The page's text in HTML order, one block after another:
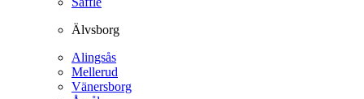
Älvsborg
Alingsås
Mellerud
Vänersborg